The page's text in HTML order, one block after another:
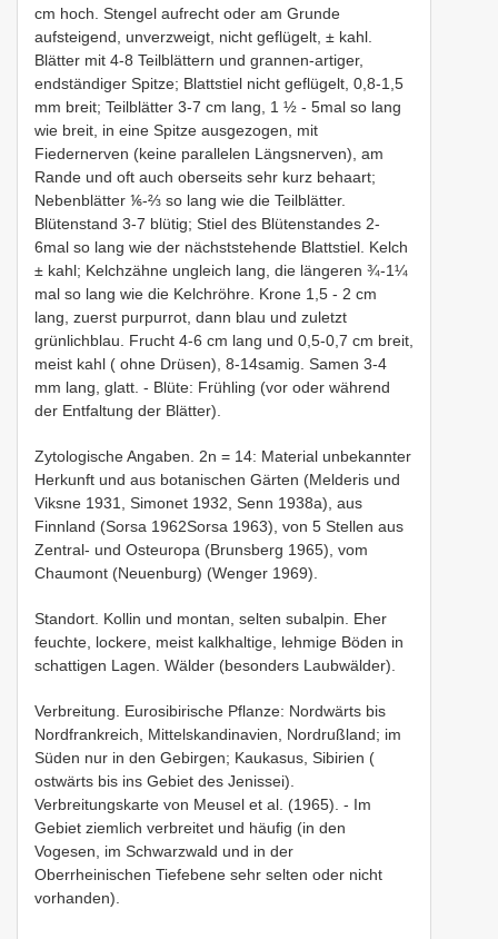
cm hoch. Stengel aufrecht oder am Grunde
aufsteigend, unverzweigt, nicht geflügelt, ± kahl.
Blätter mit 4-8 Teilblättern und grannen-artiger,
endständiger Spitze; Blattstiel nicht geflügelt, 0,8-1,5
mm breit; Teilblätter 3-7 cm lang, 1 ½ - 5mal so lang
wie breit, in eine Spitze ausgezogen, mit
Fiedernerven (keine parallelen Längsnerven), am
Rande und oft auch oberseits sehr kurz behaart;
Nebenblätter ⅙-⅔ so lang wie die Teilblätter.
Blütenstand 3-7 blütig; Stiel des Blütenstandes 2-
6mal so lang wie der nächststehende Blattstiel. Kelch
± kahl; Kelchzähne ungleich lang, die längeren ¾-1¼
mal so lang wie die Kelchröhre. Krone 1,5 - 2 cm
lang, zuerst purpurrot, dann blau und zuletzt
grünlichblau. Frucht 4-6 cm lang und 0,5-0,7 cm breit,
meist kahl ( ohne Drüsen), 8-14samig. Samen 3-4
mm lang, glatt. - Blüte: Frühling (vor oder während
der Entfaltung der Blätter).
Zytologische Angaben. 2n = 14: Material unbekannter
Herkunft und aus botanischen Gärten (Melderis und
Viksne 1931, Simonet 1932, Senn 1938a), aus
Finnland (Sorsa 1962Sorsa 1963), von 5 Stellen aus
Zentral- und Osteuropa (Brunsberg 1965), vom
Chaumont (Neuenburg) (Wenger 1969).
Standort. Kollin und montan, selten subalpin. Eher
feuchte, lockere, meist kalkhaltige, lehmige Böden in
schattigen Lagen. Wälder (besonders Laubwälder).
Verbreitung. Eurosibirische Pflanze: Nordwärts bis
Nordfrankreich, Mittelskandinavien, Nordrußland; im
Süden nur in den Gebirgen; Kaukasus, Sibirien (
ostwärts bis ins Gebiet des Jenissei).
Verbreitungskarte von Meusel et al. (1965). - Im
Gebiet ziemlich verbreitet und häufig (in den
Vogesen, im Schwarzwald und in der
Oberrheinischen Tiefebene sehr selten oder nicht
vorhanden).